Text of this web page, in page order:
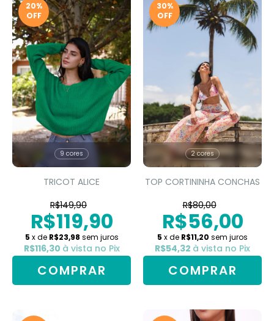
20%
OFF
9 cores
TRICOT ALICE
R$149,90
R$119,90
5 x de R$23,98 sem juros
R$116,30 à vista no Pix
COMPRAR
30%
OFF
2 cores
TOP CORTININHA CONCHAS
R$80,00
R$56,00
5 x de R$11,20 sem juros
R$54,32 à vista no Pix
COMPRAR